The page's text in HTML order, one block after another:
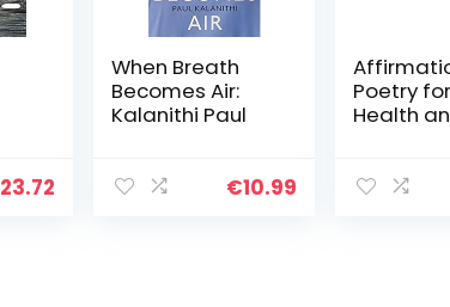
23.72
When Breath
Becomes Air:
Kalanithi Paul
€10.99
Poetry for
Health
Written